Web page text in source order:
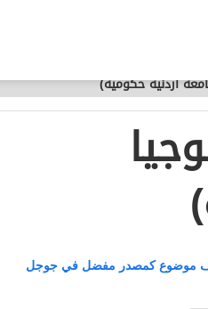
أردنية حكومية)
موضوع كمصدر مفضل في جوجل